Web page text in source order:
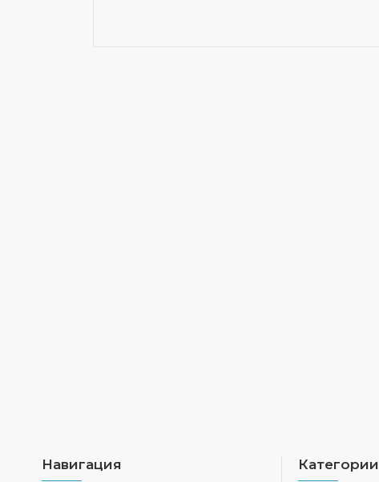
Навигация Категории